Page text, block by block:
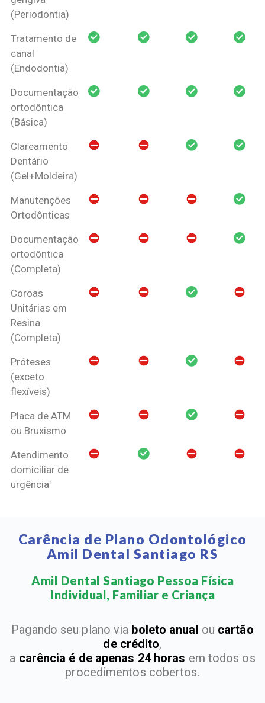
(Periodontia)
Tratamento de
canal
(Endodontia)
Documentação
ortodôntica
(Básica)
Clareamento
Dentário
(Gel+Moldeira)
Manutenções
Ortodônticas
Documentação
ortodôntica
(Completa)
Coroas
Unitárias em
Resina
(Completa)
Próteses
(exceto
flexíveis)
Placa de ATM
ou Bruxismo
Atendimento
domiciliar de
urgência¹
Carência de Plano Odontológico
Amil Dental Santiago RS
Amil Dental Santiago Pessoa Física
Individual, Familiar e Criança​
Pagando seu plano via boleto anual ou cartão
de crédito,
a carência é de apenas 24 horas em todos os
procedimentos cobertos.